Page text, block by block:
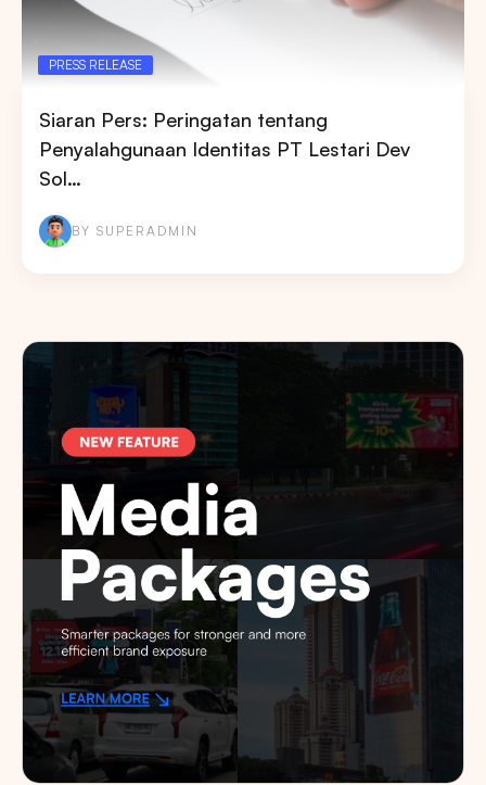
PRESS RELEASE
Siaran Pers: Peringatan tentang
Penyalahgunaan Identitas PT Lestari Dev
Sol…
BY SUPERADMIN